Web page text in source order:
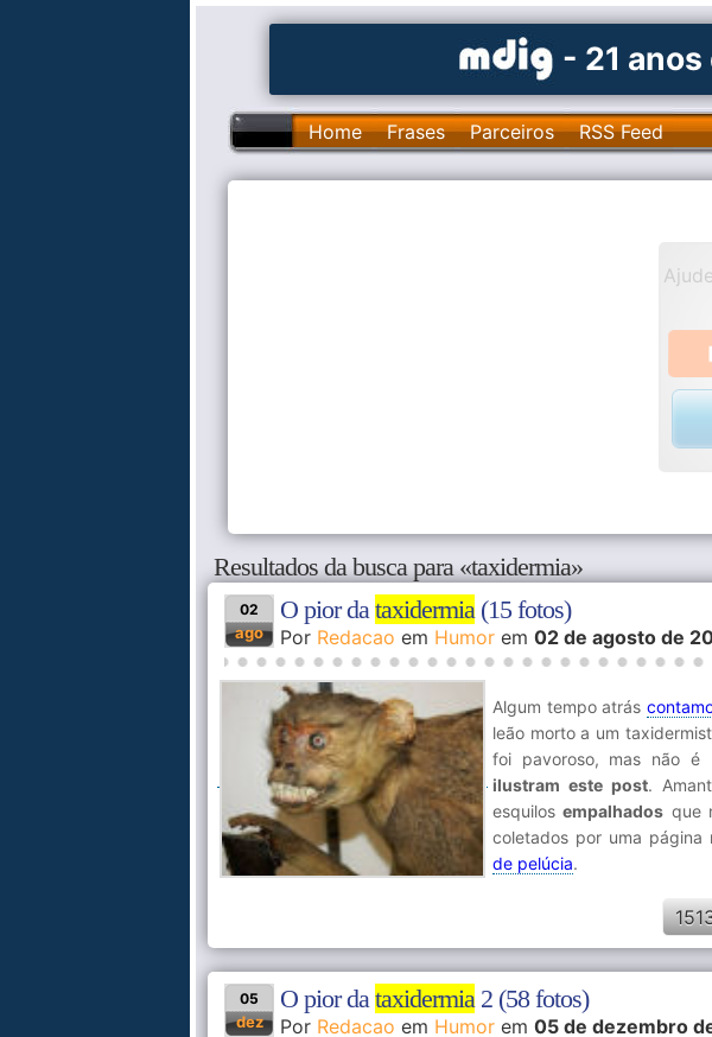
- 21
Home Frases Parceiros RSS Feed
Resultados da busca para «taxidermia»
02
ago
O pior dataxidermia(15 fotos)
Por Redacao em Humor em 02 de agosto de
Algum tempo atrás
leão morto a um
foi pavoroso, mas não é
ilustram este post.
esquilosempalhados que
coletados por uma página
de pelúcia.
05
dez
O pior dataxidermia2 (58 fotos)
Por Redacao em Humor em 05 de dezembro